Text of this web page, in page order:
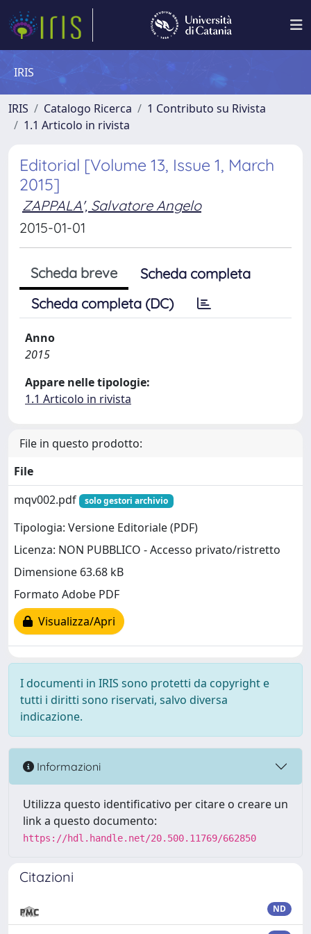
IRIS
IRIS Catalogo Ricerca
1 Contributo su Rivista
1.1 Articolo in rivista
Editorial [Volume 13, Issue 1, March
2015]
ZAPPALA', Salvatore Angelo
2015-01-01
Scheda breve
Scheda completa
Scheda completa (DC)
Anno
2015
Appare nelle tipologie:
1.1 Articolo in rivista
File in questo prodotto:
File
mqv002.pdf
solo gestori archivio
Tipologia: Versione Editoriale (PDF)
Licenza: NON PUBBLICO - Accesso privato/ristretto
Dimensione 63.68 kB
Formato Adobe PDF
Visualizza/Apri
I documenti in IRIS sono protetti da copyright e
tutti i diritti sono riservati, salvo diversa
indicazione.
Informazioni
Utilizza questo identificativo per citare o creare un
link a questo documento:
https://hdl.handle.net/20.500.11769/662850
Citazioni
ND